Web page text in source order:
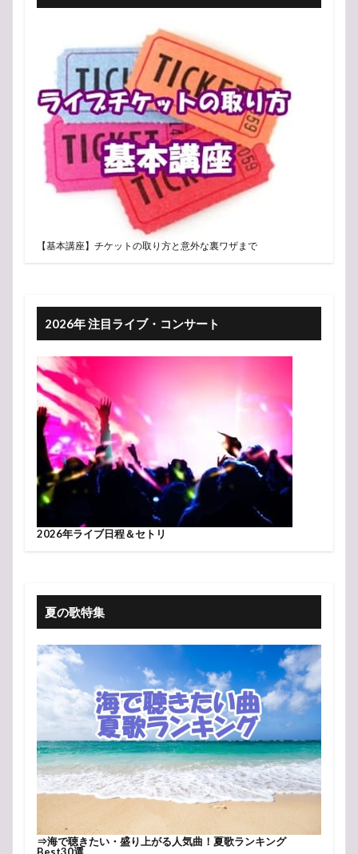
【基本講座】チケットの取り方と意外な裏ワザまで
2026年 注目ライブ・コンサート
2026年ライブ日程＆セトリ
夏の歌特集
⇒海で聴きたい・盛り上がる人気曲！夏歌ランキング
Best30選